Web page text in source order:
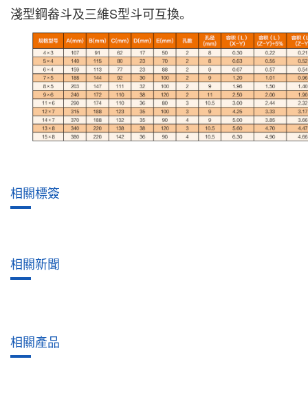
淺型鋼畚斗及三維S型斗可互換。
相關標簽
相關新聞
相關產品